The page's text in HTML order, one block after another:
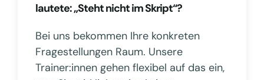
lautete: „Steht nicht im Skript“?
Bei uns bekommen Ihre konkreten
Fragestellungen Raum. Unsere
Trainer:innen gehen flexibel auf das ein,